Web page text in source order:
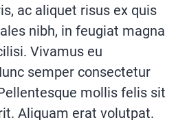
ac aliquet risus ex quis
nibh, in feugiat magna
Vivamus eu
semper consectetur
mollis felis sit
Aliquam erat volutpat.